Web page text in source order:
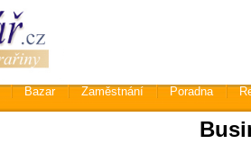
Bazar Zaměstnání Poradna